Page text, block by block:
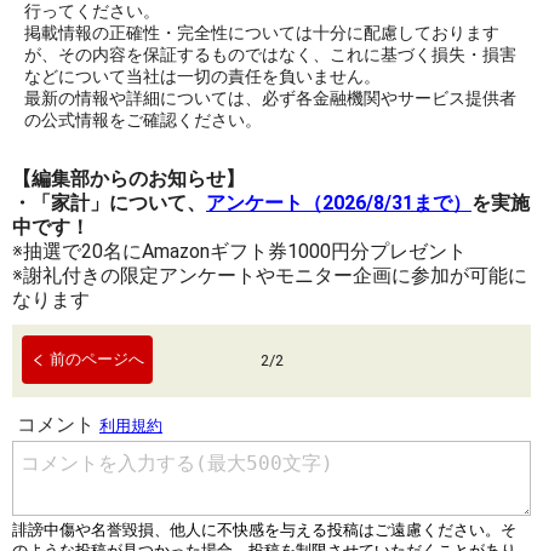
行ってください。
掲載情報の正確性・完全性については十分に配慮しております
が、その内容を保証するものではなく、これに基づく損失・損害
などについて当社は一切の責任を負いません。
最新の情報や詳細については、必ず各金融機関やサービス提供者
の公式情報をご確認ください。
【編集部からのお知らせ】
・「家計」について、 アンケート（2026/8/31まで） を実施
中です！
※抽選で20名にAmazonギフト券1000円分プレゼント
※謝礼付きの限定アンケートやモニター企画に参加が可能に
なります
前のページへ 2/2